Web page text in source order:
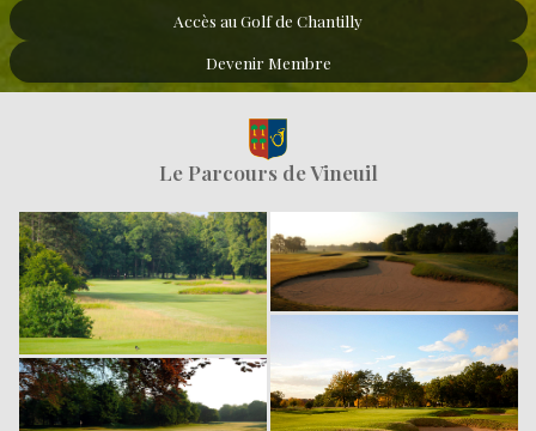
Accès au Golf de Chantilly
Devenir Membre
Le Parcours de Vineuil